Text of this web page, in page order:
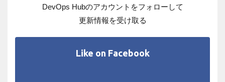
DevOps Hubのアカウントをフォローして
更新情報を受け取る
Like on Facebook